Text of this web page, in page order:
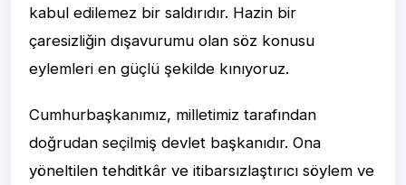
kabul edilemez bir saldırıdır. Hazin bir
çaresizliğin dışavurumu olan söz konusu
eylemleri en güçlü şekilde kınıyoruz.
Cumhurbaşkanımız, milletimiz tarafından
doğrudan seçilmiş devlet başkanıdır. Ona
yöneltilen tehditkâr ve itibarsızlaştırıcı söylem ve